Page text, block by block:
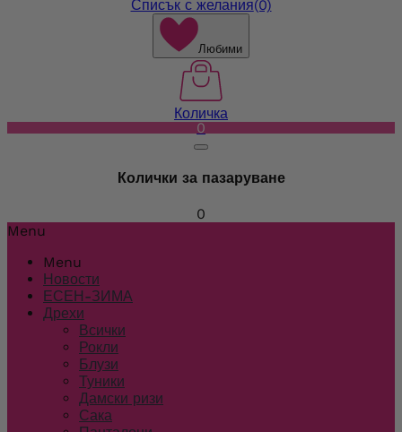
Списък с желания(0)
Любими
Количка
0
Колички за пазаруване
0
Menu
Menu
Новости
ЕСЕН-ЗИМА
Дрехи
Всички
Рокли
Блузи
Туники
Дамски ризи
Сака